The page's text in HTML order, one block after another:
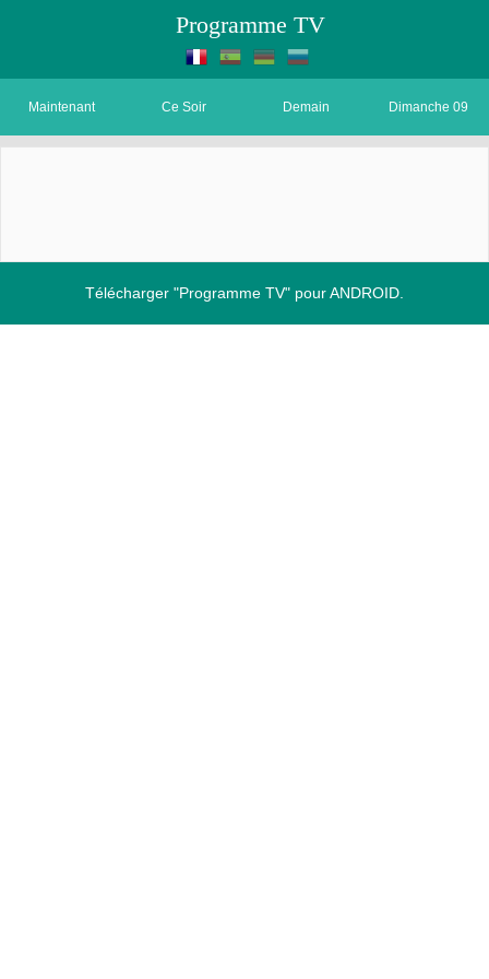
Programme TV
Maintenant Ce Soir Demain Dimanche 09
Télécharger "Programme TV" pour ANDROID.